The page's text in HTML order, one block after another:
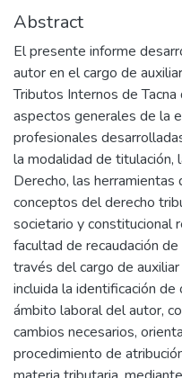
Abstract
El presente informe
autor en el cargo de
Tributos Internos de
aspectos generales de la
profesionales
la modalidad de titulación,
Derecho, las
conceptos del derecho
societario y constitucional
facultad de recaudación
través del cargo de
incluida la identificación
ámbito laboral del autor,
cambios necesarios,
procedimiento de